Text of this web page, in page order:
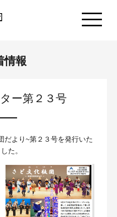
情報
ー第２３号
だより~第２３号を発行いた
た。